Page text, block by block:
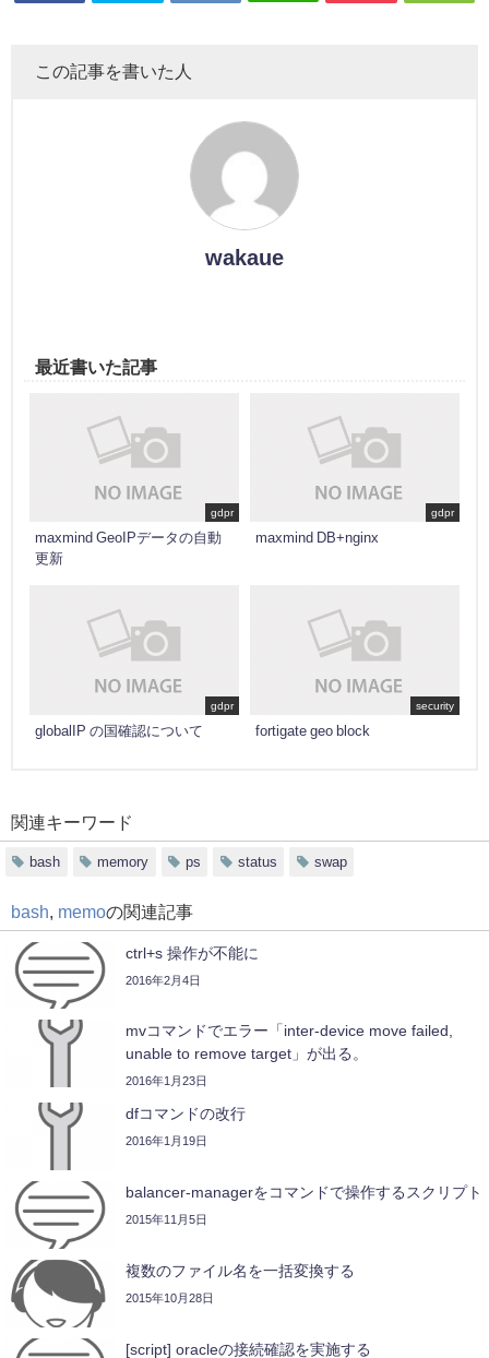
この記事を書いた人
wakaue
最近書いた記事
gdpr
maxmind GeoIPデータの自動
更新
gdpr
maxmind DB+nginx
gdpr
globalIP の国確認について
security
fortigate geo block
関連キーワード
bash memory ps status swap
bash memoの関連記事
ctrl+s 操作が不能に
2016年2月4日
mvコマンドでエラー「inter-device move failed,
unable to remove target」が出る。
2016年1月23日
dfコマンドの改行
2016年1月19日
balancer-managerをコマンドで操作するスクリプト
2015年11月5日
複数のファイル名を一括変換する
2015年10月28日
[script] oracleの接続確認を実施する